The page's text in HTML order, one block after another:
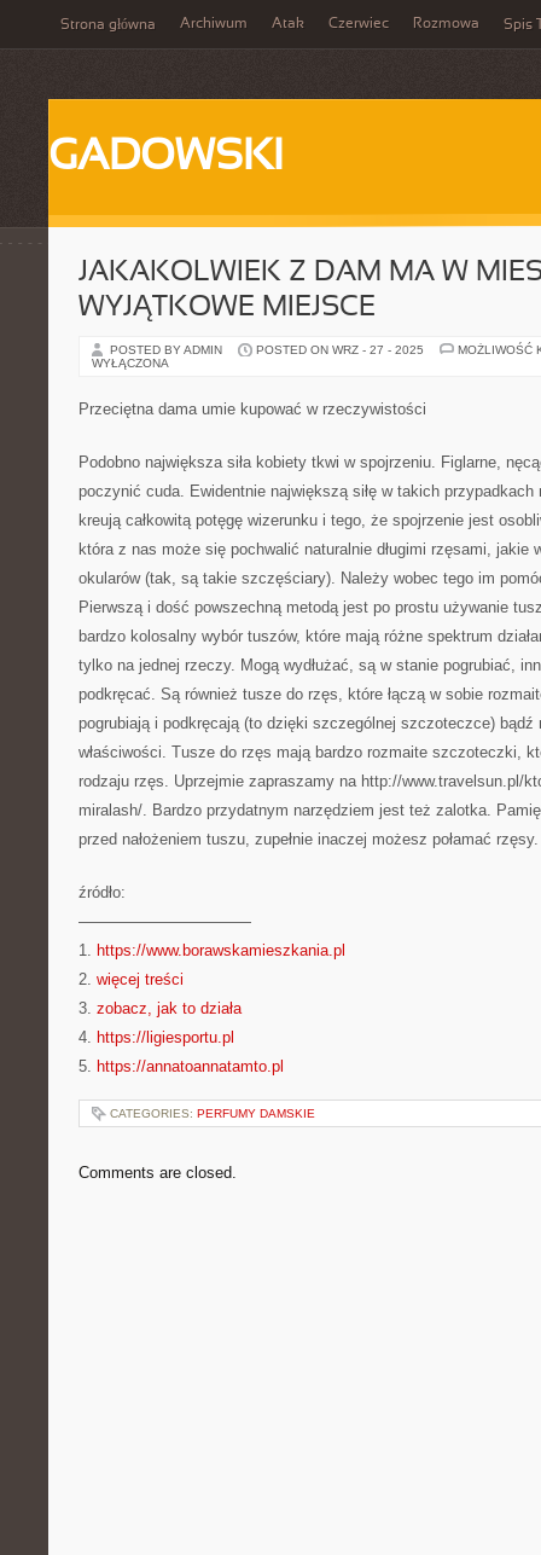
Strona główna Archiwum Atak Czerwiec Rozmowa Spis
GADOWSKI
JAKAKOLWIEK Z DAM MA W
WYJĄTKOWE MIEJSCE
POSTED BY ADMIN POSTED ON WRZ - 27 - 2025
MOŻLIWOŚĆ
WYŁĄCZONA
Przeciętna dama umie kupować w rzeczywistości
Podobno największa siła kobiety tkwi w spojrzeniu. Figlarne,
poczynić cuda. Ewidentnie największą siłę w takich przypadkach
kreują całkowitą potęgę wizerunku i tego, że spojrzenie jest
która z nas może się pochwalić naturalnie długimi rzęsami, jakie
okularów (tak, są takie szczęściary). Należy wobec tego im
Pierwszą i dość powszechną metodą jest po prostu używanie
bardzo kolosalny wybór tuszów, które mają różne spektrum
tylko na jednej rzeczy. Mogą wydłużać, są w stanie pogrubiać,
podkręcać. Są również tusze do rzęs, które łączą w sobie
pogrubiają i podkręcają (to dzięki szczególnej szczoteczce)
właściwości. Tusze do rzęs mają bardzo rozmaite szczoteczki,
rodzaju rzęs. Uprzejmie zapraszamy na http://www.travelsun.pl/
miralash/. Bardzo przydatnym narzędziem jest też zalotka.
przed nałożeniem tuszu, zupełnie inaczej możesz połamać rzęsy.
źródło:
———————————
1. https://www.borawskamieszkania.pl
2. więcej treści
3. zobacz, jak to działa
4. https://ligiesportu.pl
5. https://annatoannatamto.pl
CATEGORIES: PERFUMY DAMSKIE
Comments are closed.